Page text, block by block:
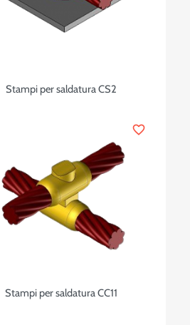
Stampi per saldatura CS2
Stampi per saldatura CC11
favorite_border